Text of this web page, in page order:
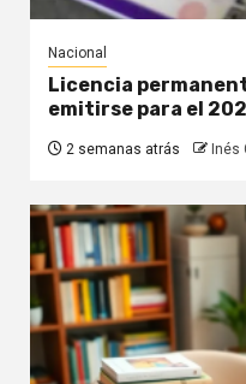
Nacional
Licencia
emitirse para el
2 semanas atrás Inés